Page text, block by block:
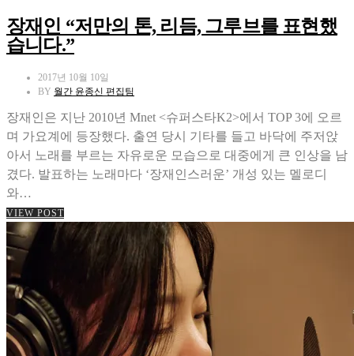
장재인 “저만의 톤, 리듬, 그루브를 표현했
습니다.”
2017년 10월 10일
BY 월간 윤종신 편집팀
장재인은 지난 2010년 Mnet <슈퍼스타K2>에서 TOP 3에 오르
며 가요계에 등장했다. 출연 당시 기타를 들고 바닥에 주저앉
아서 노래를 부르는 자유로운 모습으로 대중에게 큰 인상을 남
겼다. 발표하는 노래마다 ‘장재인스러운’ 개성 있는 멜로디
와…
VIEW POST